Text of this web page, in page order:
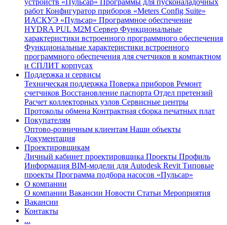
устройств «Пульсар» Программы для пусконаладочных
работ Конфигуратор приборов «Meters Config Suite»
ИАСКУЭ «Пульсар» Программное обеспечение
HYDRA PUL M2M Сервер Функциональные
характеристики встроенного программного обеспечения
Функциональные характеристики встроенного
программного обеспечения для счетчиков в компактном
и СПЛИТ корпусах
Поддержка и сервисы
Техническая поддержка Поверка приборов Ремонт
счетчиков Восстановление паспорта Отдел претензий
Расчет коллекторных узлов Сервисные центры
Протоколы обмена Контрактная сборка печатных плат
Покупателям
Оптово-розничным клиентам Наши объекты
Документация
Проектировщикам
Личный кабинет проектировщика Проекты Профиль
Информация BIM-модели для Autodesk Revit Типовые
проекты Программа подбора насосов «Пульсар»
О компании
О компании Вакансии Новости Статьи Мероприятия
Вакансии
Контакты
...